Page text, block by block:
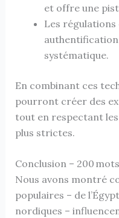
et offre une
Les régulations
systématique.
En combinant ces
pourront créer des
tout en respectant
plus strictes.
Conclusion – 200 mots
Nous avons montré
populaires – de
nordiques –